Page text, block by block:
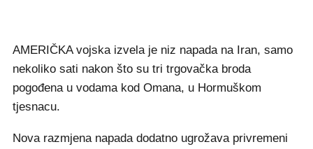
AMERIČKA vojska izvela je niz napada na Iran, samo
nekoliko sati nakon što su tri trgovačka broda
pogođena u vodama kod Omana, u Hormuškom
tjesnacu.
Nova razmjena napada dodatno ugrožava privremeni